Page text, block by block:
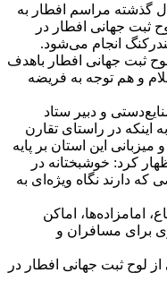
گذشته مراسم افطار به
ثبت جهانی افطار در
انجام می‌شود.
ثبت جهانی افطار باهدف
و هم توجه به فریضه
و دبیر ستاد
اینکه در راستای تقارن
میزبانی این استان بر پایه
کرد: خوشبختانه در
که دارند نگاه ویژه‌ای به
امامزاده‌ها، اماکن
برای مسافران و
از لوح ثبت جهانی افطار در